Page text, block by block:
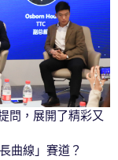
問，展開了精彩又
曲線」賽道？